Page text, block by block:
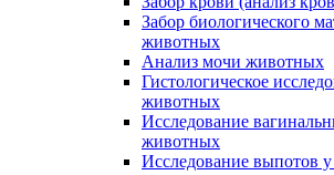
Забор биологического
животных
Анализ мочи животных
Гистологическое
животных
Исследование
животных
Исследование выпотов